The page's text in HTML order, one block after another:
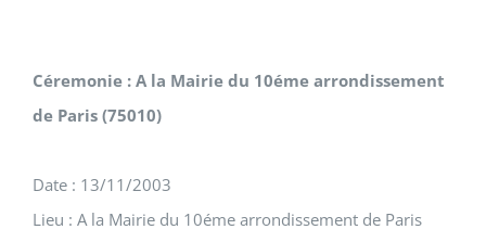
Céremonie : A la Mairie du 10éme arrondissement
de Paris (75010)
Date : 13/11/2003
Lieu : A la Mairie du 10éme arrondissement de Paris